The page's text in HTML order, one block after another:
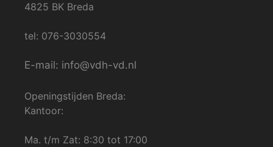
4825 BK Breda
tel: 076-3030554
E-mail: info@vdh-vd.nl
Openingstijden Breda:
Kantoor:
Ma. t/m Zat: 8:30 tot 17:00